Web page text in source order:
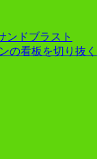
ンドブラスト
の看板を切り抜